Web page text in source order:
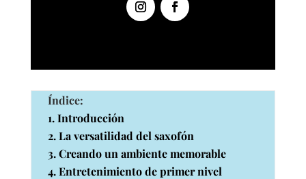
Índice:
1. Introducción
2. La versatilidad del saxofón
3. Creando un ambiente memorable
4. Entretenimiento de primer nivel